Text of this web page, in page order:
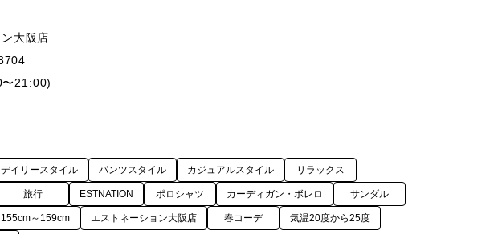
大阪店
デイリースタイル パンツスタイル カジュアルスタイル リラックス
旅行 ESTNATION ポロシャツ カーディガン・ボレロ サンダル
155cm～159cm エストネーション大阪店 春コーデ 気温20度から25度